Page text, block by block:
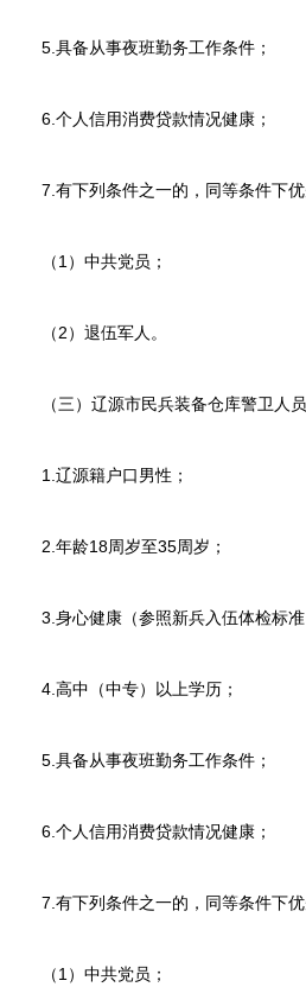
5.具备从事夜班勤务工作条件；
6.个人信用消费贷款情况健康；
7.有下列条件之一的，同等条件下优
（1）中共党员；
（2）退伍军人。
（三）辽源市民兵装备仓库警卫人员
1.辽源籍户口男性；
2.年龄18周岁至35周岁；
3.身心健康（参照新兵入伍体检标准
4.高中（中专）以上学历；
5.具备从事夜班勤务工作条件；
6.个人信用消费贷款情况健康；
7.有下列条件之一的，同等条件下优
（1）中共党员；